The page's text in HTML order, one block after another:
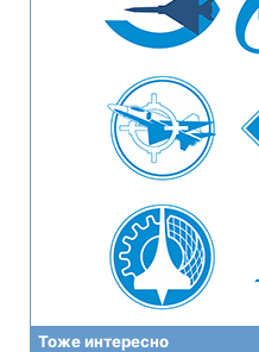
Тоже интересно